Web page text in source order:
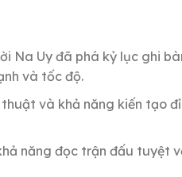
Na Uy đã phá kỷ lục ghi
và tốc độ.
và khả năng kiến tạo
năng đọc trận đấu tuyệt